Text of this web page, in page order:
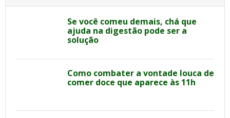
Se você comeu demais, chá que
ajuda na digestão pode ser a
solução
Como combater a vontade louca de
comer doce que aparece às 11h